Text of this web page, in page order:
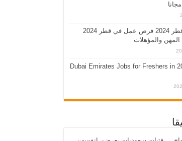
وظائف في قطر 2024 فرص عمل في قطر 2024
والمؤهلات
Dubai Emirates Jobs for Freshers in